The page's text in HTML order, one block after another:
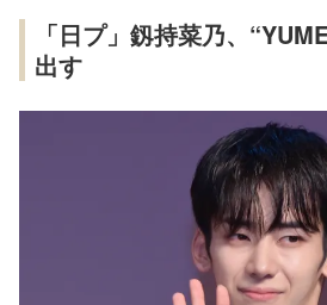
「日プ」釼持菜乃、
出す